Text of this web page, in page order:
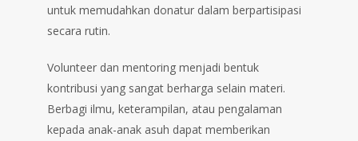
untuk memudahkan donatur dalam berpartisipasi
secara rutin.
Volunteer dan mentoring menjadi bentuk
kontribusi yang sangat berharga selain materi.
Berbagi ilmu, keterampilan, atau pengalaman
kepada anak-anak asuh dapat memberikan